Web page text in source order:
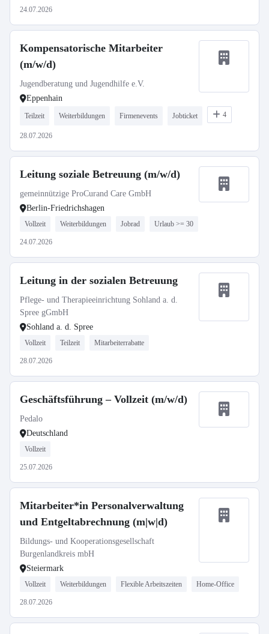
24.07.2026
Kompensatorische Mitarbeiter
(m/w/d)
Jugendberatung und Jugendhilfe e.V.
Eppenhain
Teilzeit Weiterbildungen Firmenevents Jobticket 4
28.07.2026
Leitung soziale Betreuung (m/w/d)
gemeinnützige ProCurand Care GmbH
Berlin-Friedrichshagen
Vollzeit Weiterbildungen Jobrad Urlaub >= 30
24.07.2026
Leitung in der sozialen Betreuung
Pflege- und Therapieeinrichtung Sohland a. d.
Spree gGmbH
Sohland a. d. Spree
Vollzeit Teilzeit Mitarbeiterrabatte
28.07.2026
Geschäftsführung – Vollzeit (m/w/d)
Pedalo
Deutschland
Vollzeit
25.07.2026
Mitarbeiter*in Personalverwaltung
und Entgeltabrechnung (m|w|d)
Bildungs- und Kooperationsgesellschaft
Burgenlandkreis mbH
Steiermark
Vollzeit Weiterbildungen Flexible Arbeitszeiten Home-Office
28.07.2026